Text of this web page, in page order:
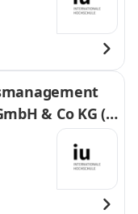
& Co KG (K